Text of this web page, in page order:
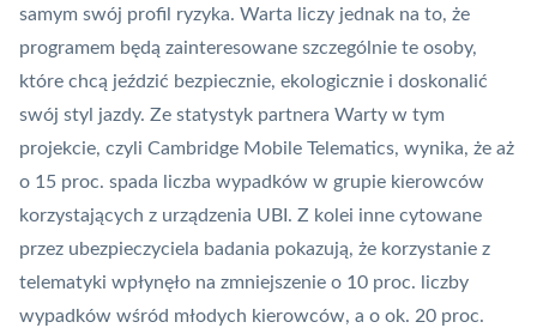
samym swój profil ryzyka. Warta liczy jednak na to, że
programem będą zainteresowane szczególnie te osoby,
które chcą jeździć bezpiecznie, ekologicznie i doskonalić
swój styl jazdy. Ze statystyk partnera Warty w tym
projekcie, czyli Cambridge Mobile Telematics, wynika, że aż
o 15 proc. spada liczba wypadków w grupie kierowców
korzystających z urządzenia UBI. Z kolei inne cytowane
przez ubezpieczyciela badania pokazują, że korzystanie z
telematyki wpłynęło na zmniejszenie o 10 proc. liczby
wypadków wśród młodych kierowców, a o ok. 20 proc.